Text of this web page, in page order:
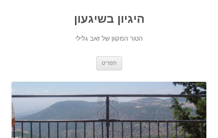
היגיון בשיגעון
הטור המקוון של זאב גלילי
תפריט